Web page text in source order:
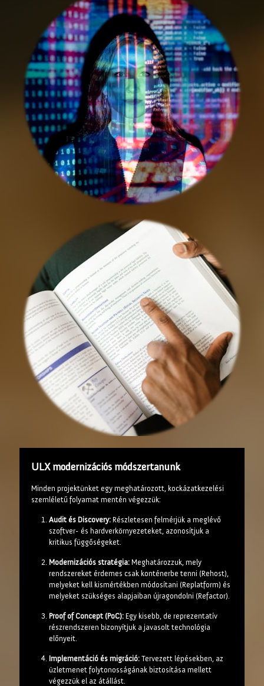
ULX modernizációs módszertanunk
Minden projektünket egy meghatározott, kockázatkezelési
szemléletű folyamat mentén végezzük:
Audit és Discovery: Részletesen felmérjük a meglévő
szoftver- és hardverkörnyezeteket, azonosítjuk a
kritikus függőségeket.
Modernizációs stratégia: Meghatározzuk, mely
rendszereket érdemes csak konténerbe tenni (Rehost),
melyeket kell kismértékben módosítani (Replatform) és
melyeket szükséges alapjaiban újragondolni (Refactor).
Proof of Concept (PoC): Egy kisebb, de reprezentatív
részrendszeren bizonyítjuk a javasolt technológia
előnyeit.
Implementáció és migráció: Tervezett lépésekben, az
üzletmenet folytonosságának biztosítása mellett
végezzük el az átállást.